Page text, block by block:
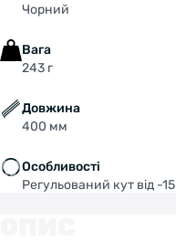
Чорний
Вага
243 г
Довжина
400 мм
Особливості
Регульований кут від -15